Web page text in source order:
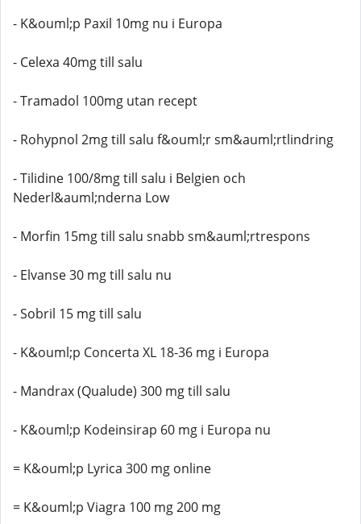
- K&ouml;p Paxil 10mg nu i Europa
- Celexa 40mg till salu
- Tramadol 100mg utan recept
- Rohypnol 2mg till salu f&ouml;r sm&auml;rtlindring
- Tilidine 100/8mg till salu i Belgien och
Nederl&auml;nderna Low
- Morfin 15mg till salu snabb sm&auml;rtrespons
- Elvanse 30 mg till salu nu
- Sobril 15 mg till salu
- K&ouml;p Concerta XL 18-36 mg i Europa
- Mandrax (Qualude) 300 mg till salu
- K&ouml;p Kodeinsirap 60 mg i Europa nu
= K&ouml;p Lyrica 300 mg online
= K&ouml;p Viagra 100 mg 200 mg